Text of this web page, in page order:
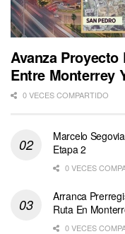
Avanza
Entre Monterrey
0 VECES COMPARTIDO
Marcelo
Etapa 2
0 VECES
Arranca
Ruta En
0 VECES